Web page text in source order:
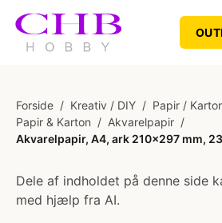
Forside / Kreativ / DIY / Papir /
Papir & Karton / Akvarelpapir /
Akvarelpapir, A4, ark 210x297 mm,
Dele af indholdet på denne side
med hjælp fra AI.